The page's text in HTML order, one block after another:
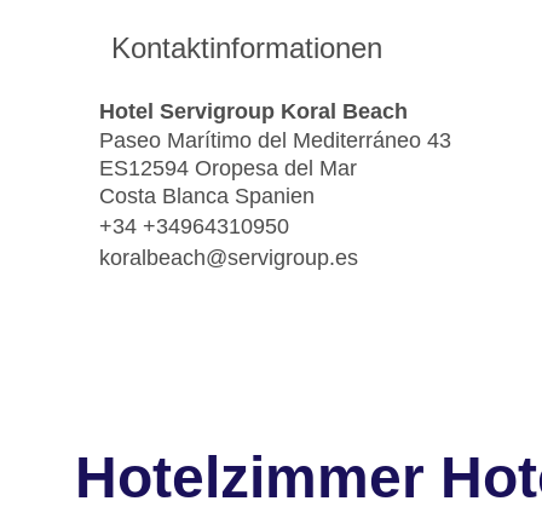
Kontaktinformationen
Hotel Servigroup Koral Beach
Paseo Marítimo del Mediterráneo 43
ES12594 Oropesa del Mar
Costa Blanca Spanien
+34 +34964310950
koralbeach@servigroup.es
Hotelzimmer